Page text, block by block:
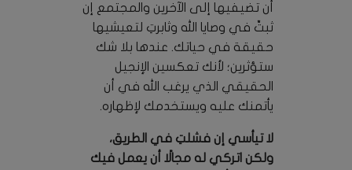
أن تضيفيها إلى الآخرين والمجتمع إن
ثبتِّ في وصايا الله وثابرتِ لتعيشيها
حقيقة في حياتك. عندها بلا شك
ستؤثرين؛ لأنك تعكسين الإنجيل
الحقيقي الذي يرغب الله في أن
يأتمنك عليه ويستخدمك لإظهاره.
لا تيأسي إن فشلتِ في الطريق،
ولكن اتركي له مجالًا أن يعمل فيك